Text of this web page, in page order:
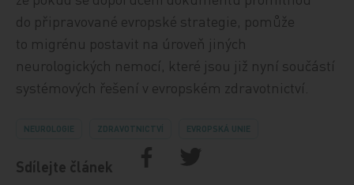
do připravované evropské strategie, pomůže
to migrénu postavit na úroveň jiných
neurologických nemocí, které jsou již nyní součástí
systémových řešení v evropském zdravotnictví.
NEUROLOGIE ZDRAVOTNICTVÍ EVROPSKÁ UNIE
Sdílejte článek